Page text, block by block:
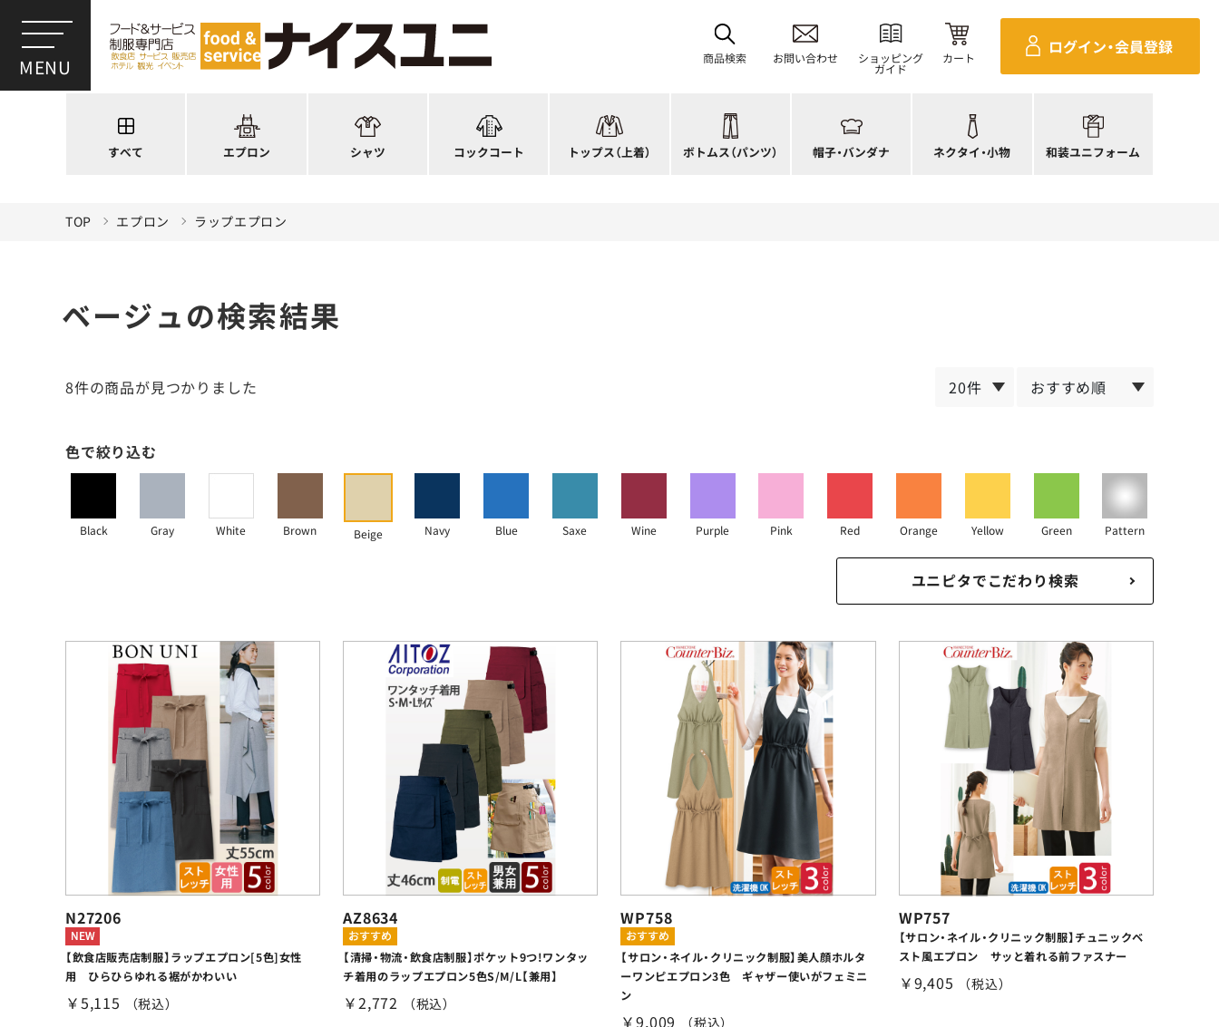
商品検索 お問い合わせ ショッピング
ガイド
カート
ログイン・会員登録
すべて エプロン
ワンショルダー
前後合わせ
ラップエプロン
シャツ
ウイングカラー
オープンカラー
ポロシャツ
和風シャツ(Asian)
コックコート
レディース
ジップ・ファスナータイプ
ファッション
キッズ
トップス（上着）
カットソー
ジャンバー
ボトムス（パンツ）
和風パンツ・スカート
キュロット
厨房シューズ
フロアシューズ
帽子・バンダナ
バンダナ
和帽子
衛生帽子
ヘアネット
ネクタイ・小物
四角巾
ポーチ・バッグ
リボン・スカーフ
クロスタイ
和装ユニフォーム
セパレボトムス(パンツ、スカート)
帯
きもの
TOP エプロン ラップエプロン
ベージュの検索結果
8件の商品が見つかりました
色で絞り込む
Black Gray White Brown Beige Navy Blue Saxe Wine Purple Pink Red Orange Yellow Green Pattern
ユニピタでこだわり検索
N27206
【飲食店販売店制服】ラップエプロン[5色]女性
用 ひらひらゆれる裾がかわいい
￥5,115 （税込）
AZ8634
【清掃・物流・飲食店制服】ポケット9つ!ワンタッ
チ着用のラップエプロン5色S/M/L【兼用】
￥2,772 （税込）
WP758
【サロン・ネイル・クリニック制服】美人顔ホルタ
ーワンピエプロン3色 ギャザー使いがフェミニ
ン
￥9,009 （税込）
WP757
【サロン・ネイル・クリニック制服】チュニックベ
スト風エプロン サッと着れる前ファスナー
￥9,405 （税込）